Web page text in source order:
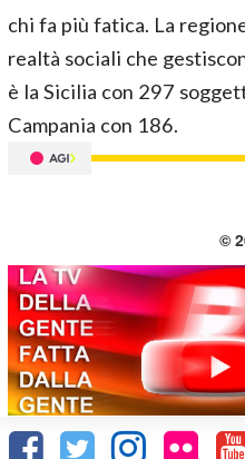
chi fa più fatica. La
realtà sociali che
è la Sicilia con 297
Campania con 186.
©